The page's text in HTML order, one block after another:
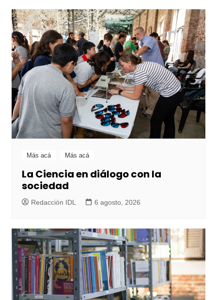
Más acá Más acá
La Ciencia en diálogo con la
sociedad
Redacción IDL 6 agosto, 2026